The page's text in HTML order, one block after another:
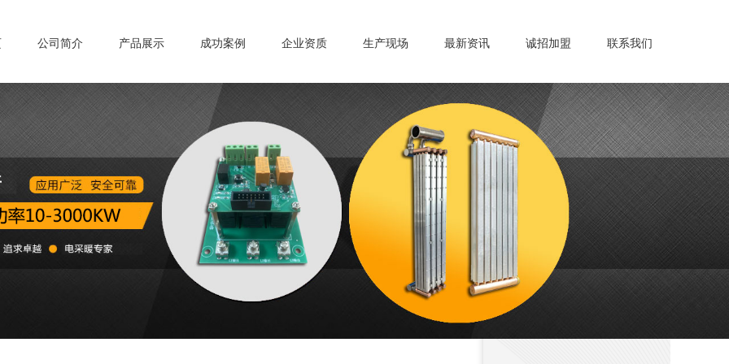
公司简介 产品展示 成功案例 企业资质 生产现场 最新资讯 诚招加盟 联系我们